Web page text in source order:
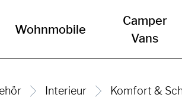
Wohnmobile
Camper
Vans
Interieur Komfort &